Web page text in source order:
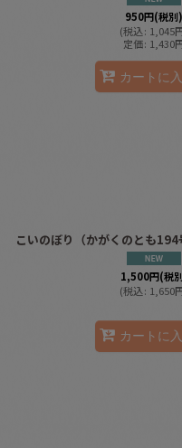
950円(税別)
(税込: 1,045
定価: 1,430
カートに
こいのぼり（かがくのとも
1,500円(税
(税込: 1,650
カートに